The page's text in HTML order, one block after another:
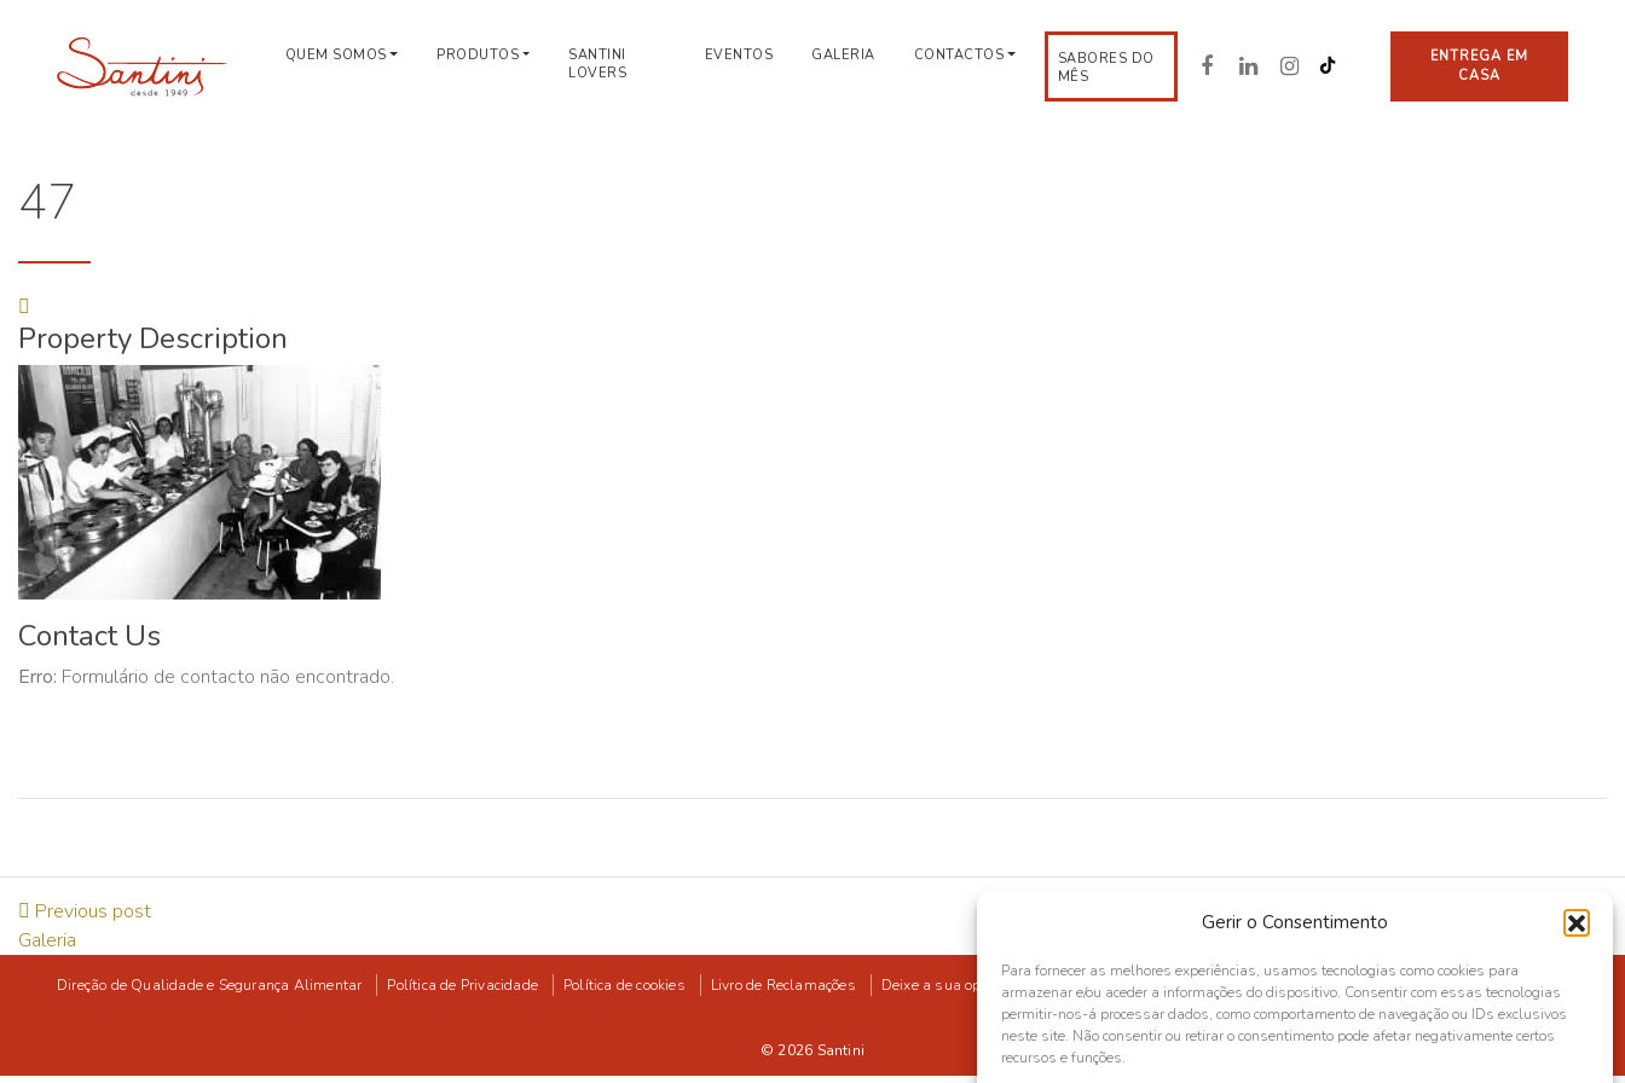
Gerir o Consentimento
Para fornecer as melhores experiências, usamos tecnologias como cookies para
armazenar e/ou aceder a informações do dispositivo. Consentir com essas tecnologias
permitir-nos-á processar dados, como comportamento de navegação ou IDs exclusivos
neste site. Não consentir ou retirar o consentimento pode afetar negativamente certos
recursos e funções.
QUEM SOMOS PRODUTOS
SANTINI
LOVERS
EVENTOS GALERIA CONTACTOS
SABORES DO
MÊS
ENTREGA EM
CASA
47
Property Description
Contact Us
Erro: Formulário de contacto não encontrado.
Previous post
Galeria
Direção de Qualidade e Segurança Alimentar Política de Privacidade Política de cookies Livro de Reclamações Deixe a sua opinião
© 2026 Santini